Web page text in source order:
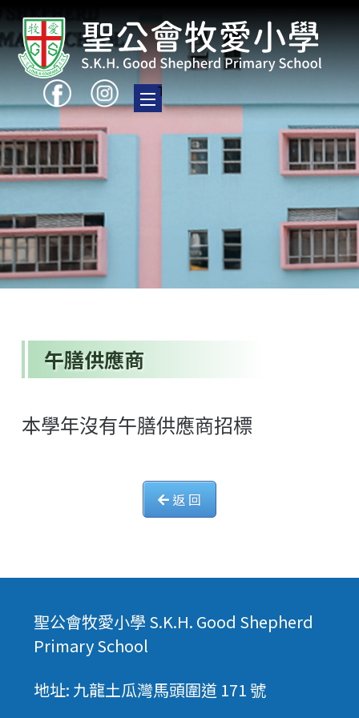
Toggle main menu visibility
午膳供應商
本學年沒有午膳供應商招標
返 回
聖公會牧愛小學 S.K.H. Good Shepherd
Primary School
地址: 九龍土瓜灣馬頭圍道 171 號